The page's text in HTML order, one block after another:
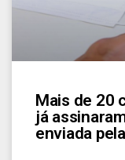
Mais de 20
já
enviada